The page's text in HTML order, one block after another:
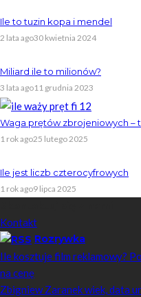
Ile to tuzin kopa i mendel
2 lata ago30 kwietnia 2024
Miliard ile to milionów?
3 lata ago11 grudnia 2023
Waga prętów zbrojeniowych –
1 rok ago25 lutego 2025
Ile jest liczb czterocyfrowych
1 rok ago9 lipca 2025
Kontakt
Rozrywka
Ile kosztuje film reklamowy?
na cenę
Zbigniew Zaranek wiek, data